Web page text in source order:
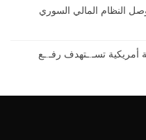
النظام المالي السوري
أمريكية تسـ.ـتهدف رفـ.ـع